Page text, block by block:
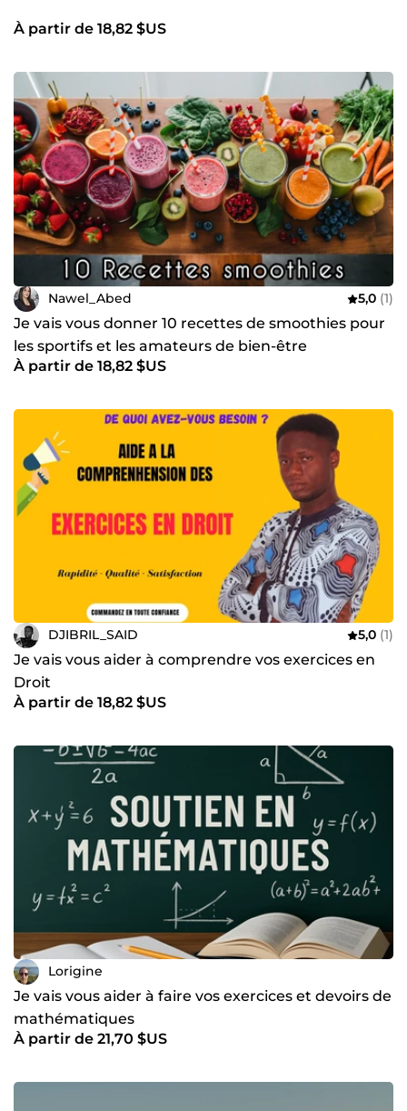
À partir de 18,82 $US
Nawel_Abed 5,0 (1)
Je vais vous donner 10 recettes de smoothies pour
les sportifs et les amateurs de bien-être
À partir de 18,82 $US
DJIBRIL_SAID 5,0 (1)
Je vais vous aider à comprendre vos exercices en
Droit
À partir de 18,82 $US
Lorigine
Je vais vous aider à faire vos exercices et devoirs de
mathématiques
À partir de 21,70 $US